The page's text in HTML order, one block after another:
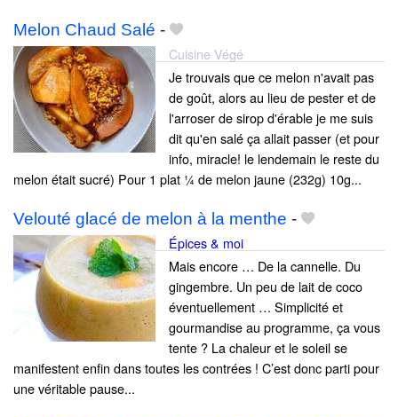
Melon Chaud Salé -
Cuisine Végé
Je trouvais que ce melon n'avait pas
de goût, alors au lieu de pester et de
l'arroser de sirop d'érable je me suis
dit qu'en salé ça allait passer (et pour
info, miracle! le lendemain le reste du
melon était sucré) Pour 1 plat ¼ de melon jaune (232g) 10g...
Velouté glacé de melon à la menthe -
Épices & moi
Mais encore … De la cannelle. Du
gingembre. Un peu de lait de coco
éventuellement … Simplicité et
gourmandise au programme, ça vous
tente ? La chaleur et le soleil se
manifestent enfin dans toutes les contrées ! C’est donc parti pour
une véritable pause...